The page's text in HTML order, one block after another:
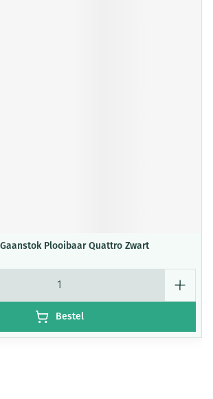
Plooibaar Quattro Zwart
Bestel